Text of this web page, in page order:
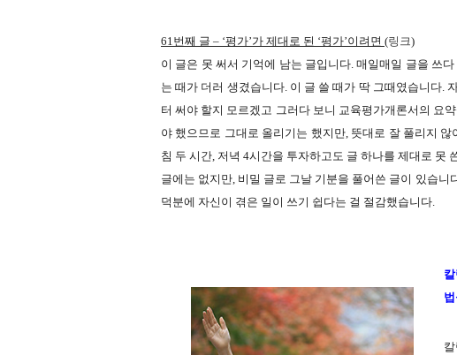
61번째 글 – ‘평가’가 제대로 된 ‘평가’이려면 (링크)
이 글은 못 써서 기억에 남는 글입니다. 매일매일 글을 쓰
는 때가 더러 생겼습니다. 이 글 쓸 때가 딱 그때였습니다.
터 써야 할지 모르겠고 그러다 보니 교육평가개론서의 요
야 했으므로 그대로 올리기는 했지만, 뜻대로 잘 풀리지
침 두 시간, 저녁 4시간을 투자하고도 글 하나를 제대로 못
글에는 없지만, 비밀 글로 그날 기분을 풀어쓴 글이 있습니
덕분에 자신이 겪은 일이 쓰기 쉽다는 걸 절감했습니다.